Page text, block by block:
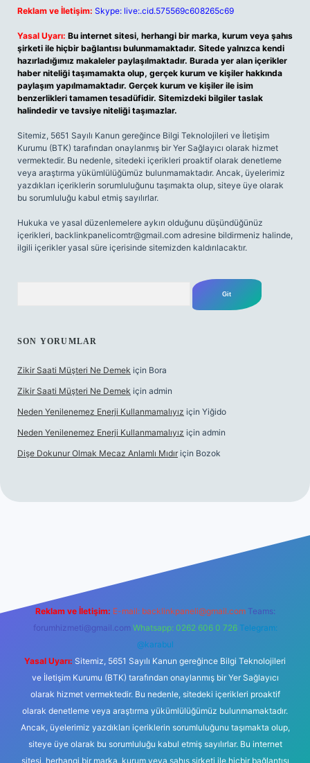
Reklam ve İletişim: Skype: live:.cid.575569c608265c69
Yasal Uyarı: Bu internet sitesi, herhangi bir marka, kurum veya şahıs
şirketi ile hiçbir bağlantısı bulunmamaktadır. Sitede yalnızca kendi
hazırladığımız makaleler paylaşılmaktadır. Burada yer alan içerikler
haber niteliği taşımamakta olup, gerçek kurum ve kişiler hakkında
paylaşım yapılmamaktadır. Gerçek kurum ve kişiler ile isim
benzerlikleri tamamen tesadüfidir. Sitemizdeki bilgiler taslak
halindedir ve tavsiye niteliği taşımazlar.
Sitemiz, 5651 Sayılı Kanun gereğince Bilgi Teknolojileri ve İletişim
Kurumu (BTK) tarafından onaylanmış bir Yer Sağlayıcı olarak hizmet
vermektedir. Bu nedenle, sitedeki içerikleri proaktif olarak denetleme
veya araştırma yükümlülüğümüz bulunmamaktadır. Ancak, üyelerimiz
yazdıkları içeriklerin sorumluluğunu taşımakta olup, siteye üye olarak
bu sorumluluğu kabul etmiş sayılırlar.
Hukuka ve yasal düzenlemelere aykırı olduğunu düşündüğünüz
içerikleri, backlinkpanelicomtr@gmail.com adresine bildirmeniz halinde,
ilgili içerikler yasal süre içerisinde sitemizden kaldırılacaktır.
SON YORUMLAR
Zikir Saati Müşteri Ne Demek için Bora
Zikir Saati Müşteri Ne Demek için admin
Neden Yenilenemez Enerji Kullanmamalıyız için Yiğido
Neden Yenilenemez Enerji Kullanmamalıyız için admin
Dişe Dokunur Olmak Mecaz Anlamlı Mıdır için Bozok
Reklam ve İletişim: E-mail: backlinkpaneli@gmail.com Teams:
forumhizmeti@gmail.com Whatsapp: 0262 606 0 726 Telegram:
@karabul
Yasal Uyarı: Sitemiz, 5651 Sayılı Kanun gereğince Bilgi Teknolojileri
ve İletişim Kurumu (BTK) tarafından onaylanmış bir Yer Sağlayıcı
olarak hizmet vermektedir. Bu nedenle, sitedeki içerikleri proaktif
olarak denetleme veya araştırma yükümlülüğümüz bulunmamaktadır.
Ancak, üyelerimiz yazdıkları içeriklerin sorumluluğunu taşımakta olup,
siteye üye olarak bu sorumluluğu kabul etmiş sayılırlar. Bu internet
sitesi, herhangi bir marka, kurum veya şahıs şirketi ile hiçbir bağlantısı